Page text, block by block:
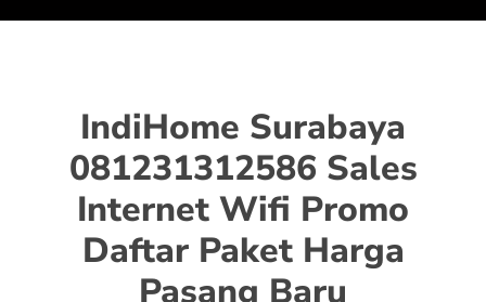
IndiHome Surabaya
081231312586 Sales
Internet Wifi Promo
Daftar Paket Harga
Pasang Baru